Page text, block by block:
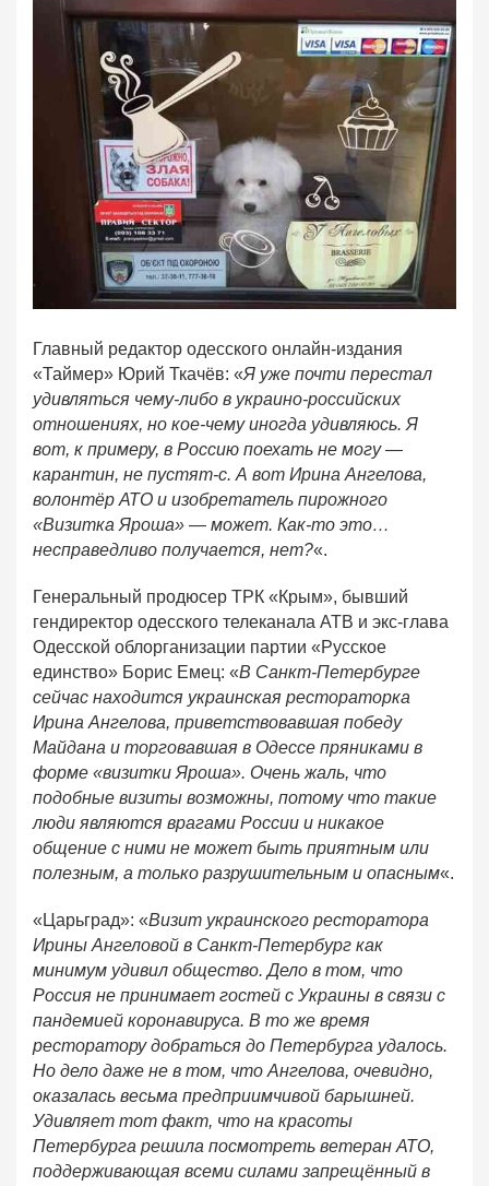
Главный редактор одесского онлайн-издания
«Таймер» Юрий Ткачёв: «Я уже почти перестал
удивляться чему-либо в украино-российских
отношениях, но кое-чему иногда удивляюсь. Я
вот, к примеру, в Россию поехать не могу —
карантин, не пустят-с. А вот Ирина Ангелова,
волонтёр АТО и изобретатель пирожного
«Визитка Яроша» — может. Как-то это…
несправедливо получается, нет?«.
Генеральный продюсер ТРК «Крым», бывший
гендиректор одесского телеканала ATB и экс-глава
Одесской облорганизации партии «Русское
единство» Борис Емец: «В Санкт-Петербурге
сейчас находится украинская рестораторка
Ирина Ангелова, приветствовавшая победу
Майдана и торговавшая в Одессе пряниками в
форме «визитки Яроша». Очень жаль, что
подобные визиты возможны, потому что такие
люди являются врагами России и никакое
общение с ними не может быть приятным или
полезным, а только разрушительным и опасным«.
«Царьград»: «Визит украинского ресторатора
Ирины Ангеловой в Санкт-Петербург как
минимум удивил общество. Дело в том, что
Россия не принимает гостей с Украины в связи с
пандемией коронавируса. В то же время
ресторатору добраться до Петербурга удалось.
Но дело даже не в том, что Ангелова, очевидно,
оказалась весьма предприимчивой барышней.
Удивляет тот факт, что на красоты
Петербурга решила посмотреть ветеран АТО,
поддерживающая всеми силами запрещённый в